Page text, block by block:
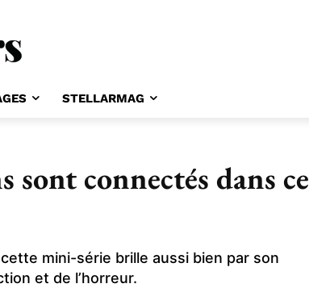
STELLARMAG
connectés dans ce
mini-série brille aussi bien par son
et de l’horreur.